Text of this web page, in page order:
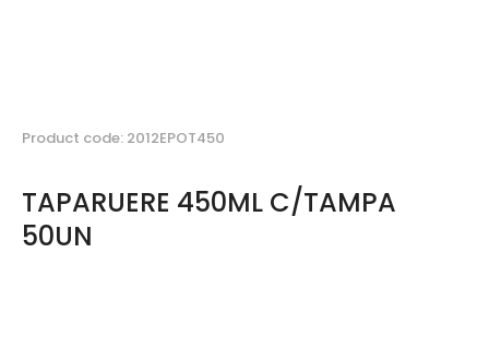
Product code: 2012EPOT450
TAPARUERE 450ML C/TAMPA
50UN